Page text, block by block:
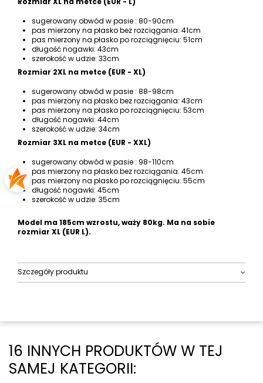
sugerowany obwód w pasie : 80-90cm
pas mierzony na płasko bez rozciągania: 41cm
pas mierzony na płasko po rozciągnięciu: 51cm
długość nogawki: 43cm
szerokość w udzie: 33cm
Rozmiar 2XL na metce (EUR - XL)
sugerowany obwód w pasie : 88-98cm
pas mierzony na płasko bez rozciągania: 43cm
pas mierzony na płasko po rozciągnięciu: 53cm
długość nogawki: 44cm
szerokość w udzie: 34cm
Rozmiar 3XL na metce (EUR - XXL)
sugerowany obwód w pasie : 98-110cm
pas mierzony na płasko bez rozciągania: 45cm
pas mierzony na płasko po rozciągnięciu: 55cm
długość nogawki: 45cm
szerokość w udzie: 35cm
Model ma 185cm wzrostu, waży 80kg. Ma na sobie
rozmiar XL (EUR L).
Szczegóły produktu
16 INNYCH PRODUKTÓW W TEJ
SAMEJ KATEGORII: